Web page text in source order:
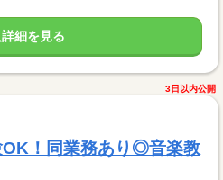
細を見る
3日以内公開
OK！同業務あり◎音楽教